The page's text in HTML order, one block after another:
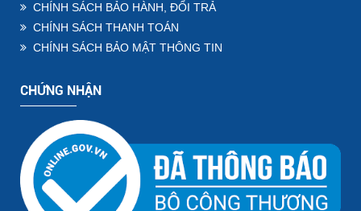
CHÍNH SÁCH BẢO HÀNH, ĐỔI TRẢ
CHÍNH SÁCH THANH TOÁN
CHÍNH SÁCH BẢO MẬT THÔNG TIN
CHỨNG NHẬN